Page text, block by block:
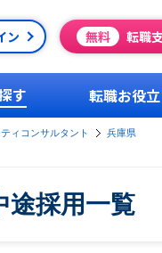
ン 無料 転職
す 転職お役
ィコンサルタント
兵庫県
途採用一覧